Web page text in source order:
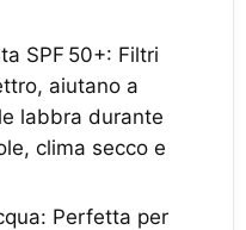
SPF 50+: Filtri
aiutano a
labbra durante
clima secco e
Perfetta per